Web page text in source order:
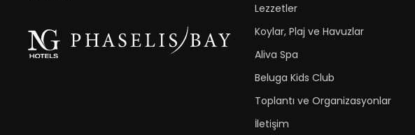
Lezzetler
Koylar, Plaj ve Havuzlar
Aliva Spa
Beluga Kids Club
Toplantı ve Organizasyonlar
İletişim